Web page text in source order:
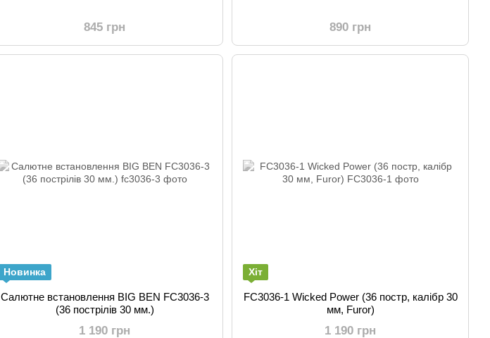
845 грн 890 грн
Новинка
Салютне встановлення BIG BEN FC3036-3
(36 пострілів 30 мм.)
1 190 грн
Хіт
FC3036-1 Wicked Power (36 постр, калібр 30
мм, Furor)
1 190 грн